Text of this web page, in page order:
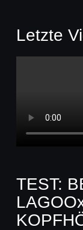
Letzte
TEST: